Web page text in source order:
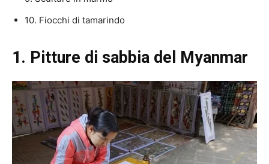
10. Fiocchi di tamarindo
1. Pitture di sabbia del Myanmar